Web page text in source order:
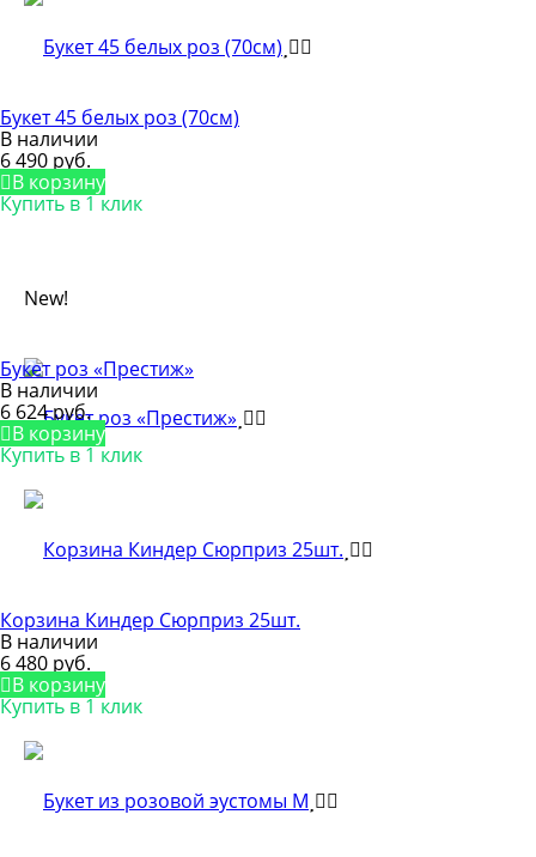
Букет 45 белых роз (70см)
В наличии
6 490 руб.
В корзину
Купить в 1 клик
New!
Букет роз «Престиж»
В наличии
6 624 руб.
В корзину
Купить в 1 клик
Корзина Киндер Сюрприз 25шт.
В наличии
6 480 руб.
В корзину
Купить в 1 клик